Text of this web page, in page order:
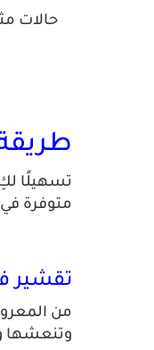
حالات
تسهيلًا
متوفرة
تقشير
من
وتنعشها